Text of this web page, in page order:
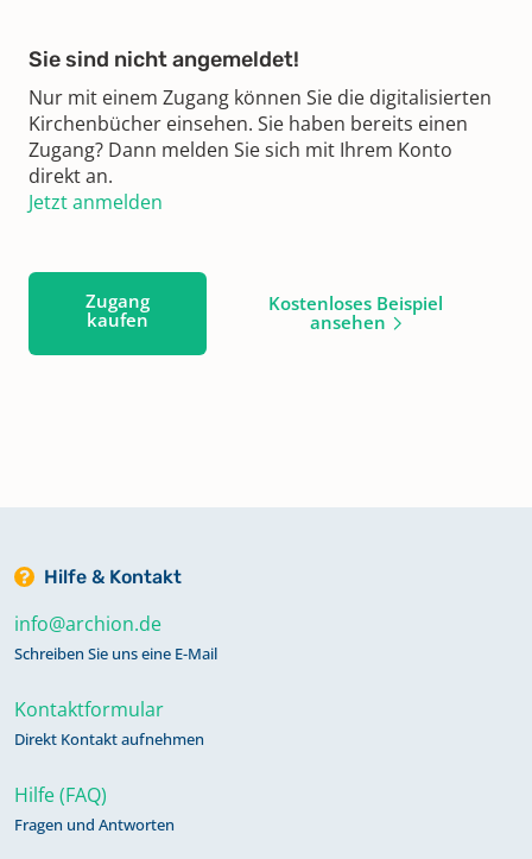
Sie sind nicht angemeldet!
Nur mit einem Zugang können Sie die digitalisierten
Kirchenbücher einsehen. Sie haben bereits einen
Zugang? Dann melden Sie sich mit Ihrem Konto
direkt an.
Jetzt anmelden
Zugang
kaufen
Kostenloses Beispiel
ansehen
Hilfe & Kontakt
info@archion.de
Schreiben Sie uns eine E-Mail
Kontaktformular
Direkt Kontakt aufnehmen
Hilfe (FAQ)
Fragen und Antworten